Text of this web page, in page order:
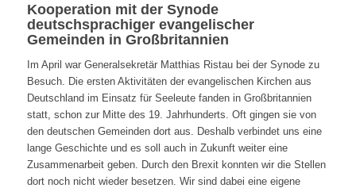
Kooperation mit der Synode
deutschsprachiger evangelischer
Gemeinden in Großbritannien
Im April war Generalsekretär Matthias Ristau bei der Synode zu
Besuch. Die ersten Aktivitäten der evangelischen Kirchen aus
Deutschland im Einsatz für Seeleute fanden in Großbritannien
statt, schon zur Mitte des 19. Jahrhunderts. Oft gingen sie von
den deutschen Gemeinden dort aus. Deshalb verbindet uns eine
lange Geschichte und es soll auch in Zukunft weiter eine
Zusammenarbeit geben. Durch den Brexit konnten wir die Stellen
dort noch nicht wieder besetzen. Wir sind dabei eine eigene